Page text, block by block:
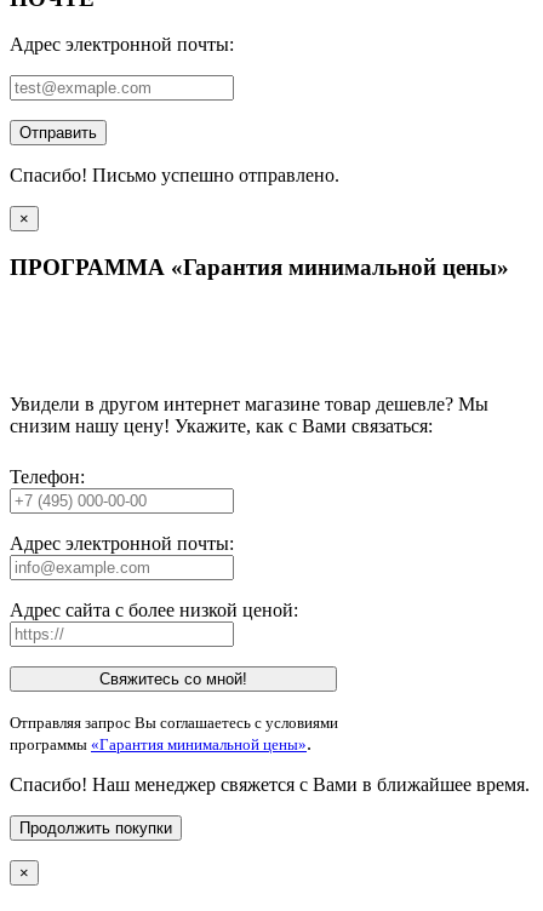
Адрес электронной почты:
Отправить
Спасибо! Письмо успешно отправлено.
×
ПРОГРАММА «Гарантия минимальной цены»
Увидели в другом интернет магазине товар дешевле? Мы
снизим нашу цену! Укажите, как с Вами связаться:
Телефон:
Адрес электронной почты:
Адрес сайта с более низкой ценой:
Свяжитесь со мной!
Отправляя запрос Вы соглашаетесь с условиями
программы «Гарантия минимальной цены».
Спасибо! Наш менеджер свяжется с Вами в ближайшее время.
Продолжить покупки
×